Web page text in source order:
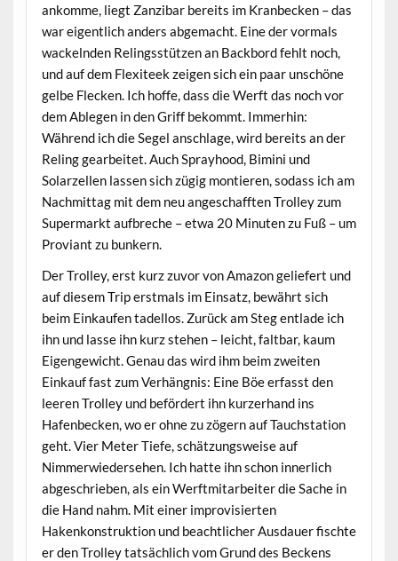
ankomme, liegt Zanzibar bereits im Kranbecken – das
war eigentlich anders abgemacht. Eine der vormals
wackelnden Relingsstützen an Backbord fehlt noch,
und auf dem Flexiteek zeigen sich ein paar unschöne
gelbe Flecken. Ich hoffe, dass die Werft das noch vor
dem Ablegen in den Griff bekommt. Immerhin:
Während ich die Segel anschlage, wird bereits an der
Reling gearbeitet. Auch Sprayhood, Bimini und
Solarzellen lassen sich zügig montieren, sodass ich am
Nachmittag mit dem neu angeschafften Trolley zum
Supermarkt aufbreche – etwa 20 Minuten zu Fuß – um
Proviant zu bunkern.
Der Trolley, erst kurz zuvor von Amazon geliefert und
auf diesem Trip erstmals im Einsatz, bewährt sich
beim Einkaufen tadellos. Zurück am Steg entlade ich
ihn und lasse ihn kurz stehen – leicht, faltbar, kaum
Eigengewicht. Genau das wird ihm beim zweiten
Einkauf fast zum Verhängnis: Eine Böe erfasst den
leeren Trolley und befördert ihn kurzerhand ins
Hafenbecken, wo er ohne zu zögern auf Tauchstation
geht. Vier Meter Tiefe, schätzungsweise auf
Nimmerwiedersehen. Ich hatte ihn schon innerlich
abgeschrieben, als ein Werftmitarbeiter die Sache in
die Hand nahm. Mit einer improvisierten
Hakenkonstruktion und beachtlicher Ausdauer fischte
er den Trolley tatsächlich vom Grund des Beckens